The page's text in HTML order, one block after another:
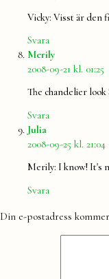
Vicky: Visst är den
Svara
Merilysäger:
2008-09-21 kl. 01:25
The chandelier look
Svara
Julia
2008-09-25 kl. 21:04
Merily: I know! It's
Svara
Lämna
Din e-postadress